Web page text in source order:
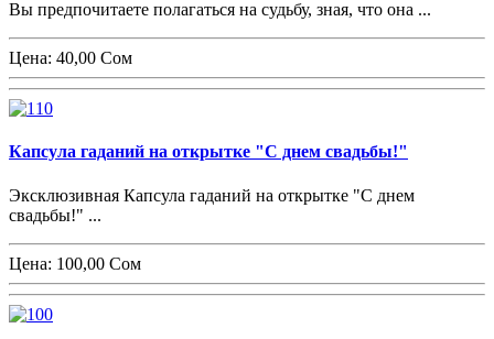
Вы предпочитаете полагаться на судьбу, зная, что она ...
Цена: 40,00 Сом
Капсула гаданий на открытке "С днем свадьбы!"
Эксклюзивная Капсула гаданий на открытке "С днем
свадьбы!" ...
Цена: 100,00 Сом